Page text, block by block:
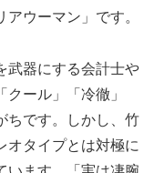
ウーマン」です。
武器にする会計士や
ール」「冷徹」
ちです。しかし、竹
オタイプとは対極に